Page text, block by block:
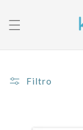
contenuto
Filtro